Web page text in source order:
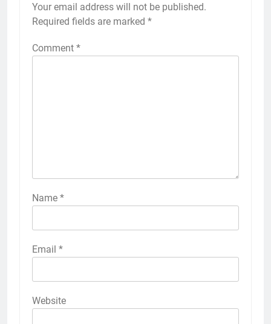
Your email address will not be published.
Required fields are marked *
Comment *
Name *
Email *
Website